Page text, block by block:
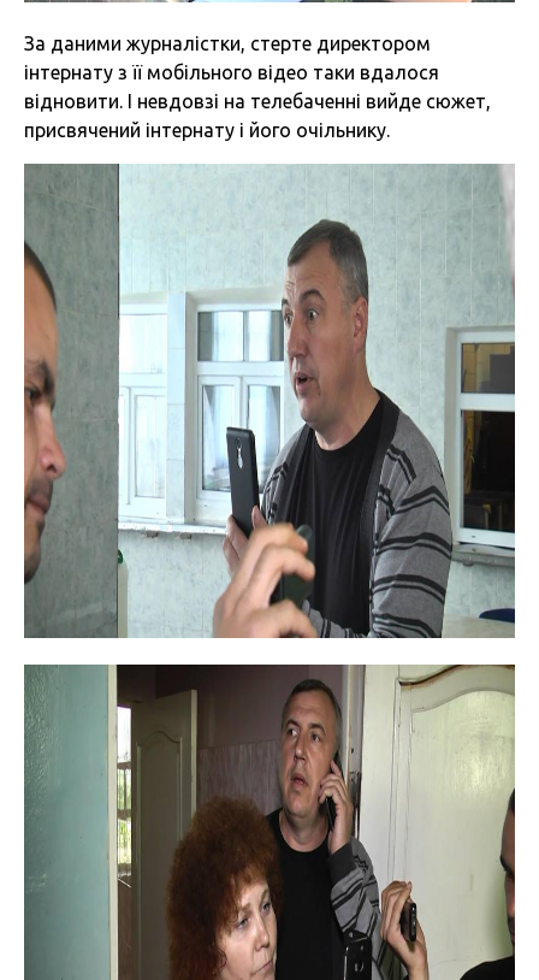
За даними журналістки, стерте директором
інтернату з її мобільного відео таки вдалося
відновити. І невдовзі на телебаченні вийде сюжет,
присвячений інтернату і його очільнику.